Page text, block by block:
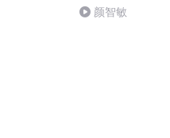
颜智敏